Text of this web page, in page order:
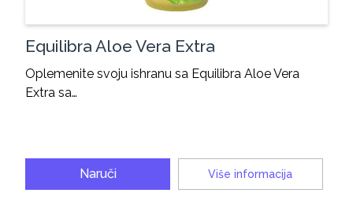
Equilibra Aloe Vera Extra
Oplemenite svoju ishranu sa Equilibra Aloe Vera
Extra sa…
Naruči Više informacija